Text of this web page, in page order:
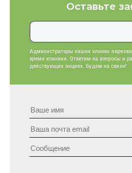
Оставьте
Администраторы наших клиник
время клиники. Ответим на вопросы и
действующих акциях. Будем на связи!